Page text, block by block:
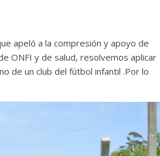
apeló a la compresión y apoyo de
ONFI y de salud, resolvemos aplicar
de un club del fútbol infantil .Por lo